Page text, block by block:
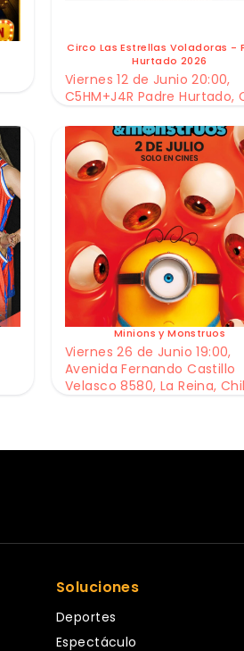
Circo Las Estrellas Voladoras -
Hurtado 2026
Viernes 12 de Junio 20:00,
C5HM+J4R Padre Hurtado,
Minions y Monstruos
Viernes 26 de Junio 19:00,
Avenida Fernando Castillo
Velasco 8580, La Reina,
Soluciones
Deportes
Espectáculo